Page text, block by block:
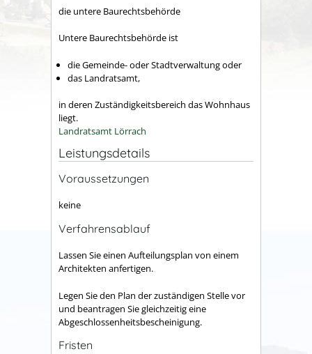
die untere Baurechtsbehörde
Untere Baurechtsbehörde ist
die Gemeinde- oder Stadtverwaltung oder
das Landratsamt,
in deren Zuständigkeitsbereich das Wohnhaus
liegt.
Landratsamt Lörrach
Leistungsdetails
Voraussetzungen
keine
Verfahrensablauf
Lassen Sie einen Aufteilungsplan von einem
Architekten anfertigen.
Legen Sie den Plan der zuständigen Stelle vor
und beantragen Sie gleichzeitig eine
Abgeschlossenheitsbescheinigung.
Fristen